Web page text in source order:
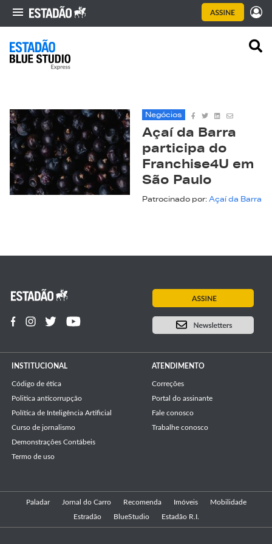
Negócios
Açaí da Barra
participa do
Franchise4U em
São Paulo
Patrocinado por: Açaí da Barra
INSTITUCIONAL
Código de ética
Politica anticorrupção
Política de Inteligência Artificial
Curso de jornalismo
Demonstrações Contábeis
Termo de uso
ATENDIMENTO
Correções
Portal do assinante
Fale conosco
Trabalhe conosco
Paladar Jornal do Carro Recomenda Imóveis
Mobilidade
Estradão
BlueStudio Estadão R.I.